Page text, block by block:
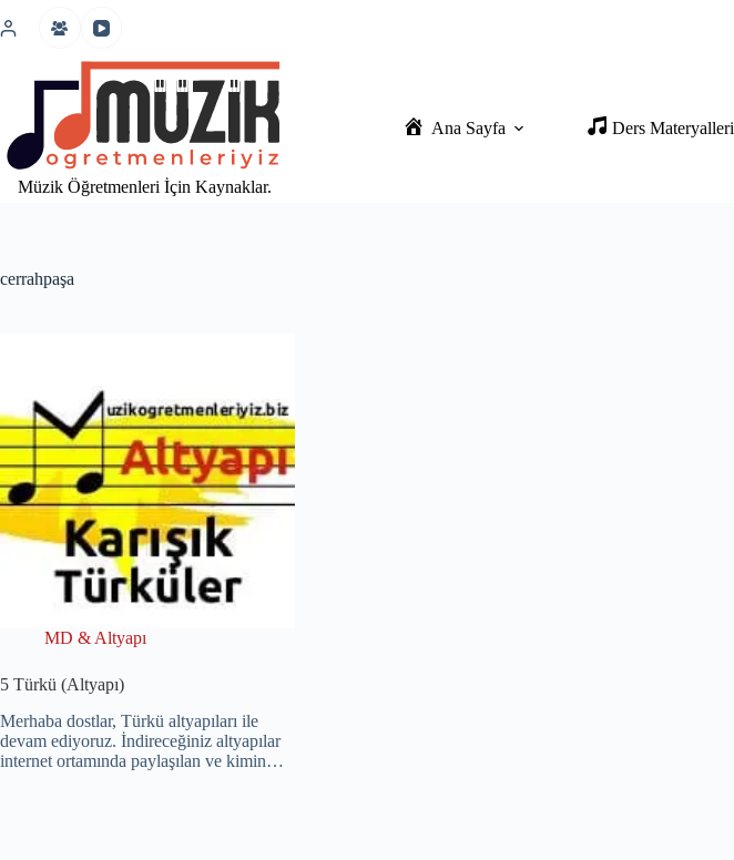
atla
Müzik Öğretmenleri İçin Kaynaklar.
Ana Sayfa Ders Materyalleri
cerrahpaşa
MD & Altyapı
5 Türkü (Altyapı)
Merhaba dostlar, Türkü altyapıları ile
devam ediyoruz. İndireceğiniz altyapılar
internet ortamında paylaşılan ve kimin…